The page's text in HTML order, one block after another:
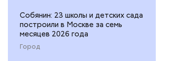
Собянин: 23 школы и детских сада
построили в Москве за семь
месяцев 2026 года
Город